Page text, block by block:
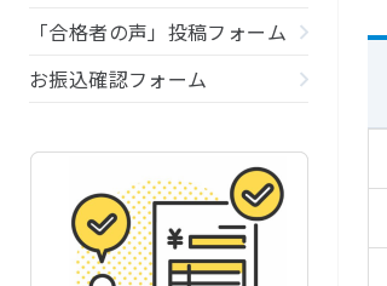
「合格者の声」投稿フォーム
お振込確認フォーム